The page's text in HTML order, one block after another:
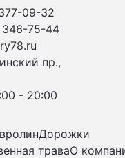
09-32
346-75-44
пр.,
- 20:00
Дорожки
траваО